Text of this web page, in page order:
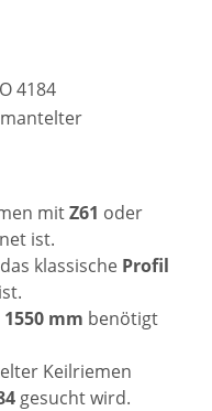
4184
mitZ61 oder
ist.
klassische Profil
mm benötigt
Keilriemen
gesucht wird.